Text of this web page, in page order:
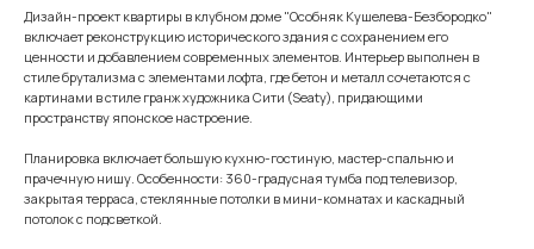
Дизайн-проект квартиры в клубном доме "Особняк Кушелева-Безбородко"
включает реконструкцию исторического здания с сохранением его
ценности и добавлением современных элементов. Интерьер выполнен в
стиле брутализма с элементами лофта, где бетон и металл сочетаются с
картинами в стиле гранж художника Сити (Seaty), придающими
пространству японское настроение.
Планировка включает большую кухню-гостиную, мастер-спальню и
прачечную нишу. Особенности: 360-градусная тумба под телевизор,
закрытая терраса, стеклянные потолки в мини-комнатах и каскадный
потолок с подсветкой.